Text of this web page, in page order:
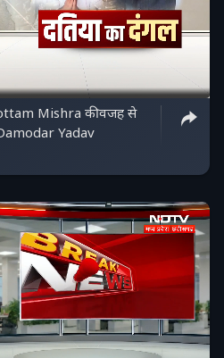
Mishra की वजह से
Damodar Yadav